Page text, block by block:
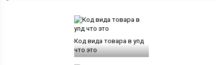
Код вида товара в упд
что это